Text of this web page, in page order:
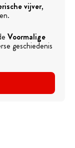
vijver,
Voormalige
geschiedenis